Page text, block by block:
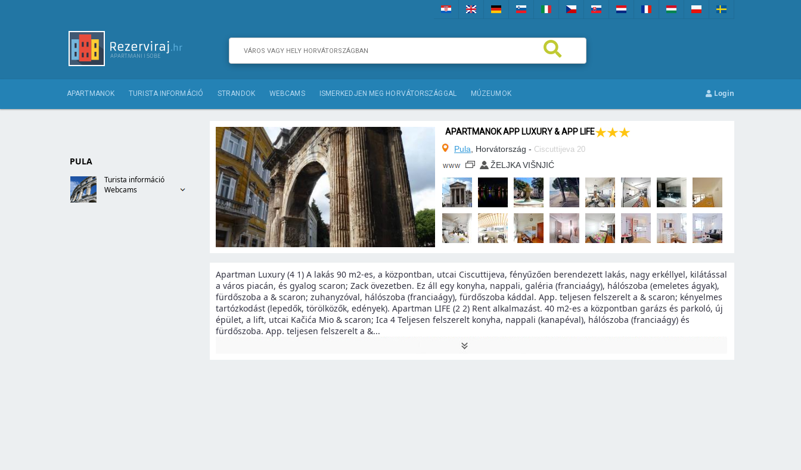
APARTMANOK TURISTA INFORMÁCIÓ STRANDOK WEBCAMS ISMERKEDJEN MEG HORVÁTORSZÁGGAL MÚZEUMOK Login
PULA
Turista információ
Webcams
APARTMANOK APP LUXURY & APP LIFE
Pula , Horvátország - Ciscuttijeva 20
ŽELJKA VIŠNJIĆ
Apartman Luxury (4 1) A lakás 90 m2-es, a központban, utcai Ciscuttijeva, fényűzően berendezett lakás, nagy erkéllyel, kilátással
a város piacán, és gyalog scaron; Zack övezetben. Ez áll egy konyha, nappali, galéria (franciaágy), hálószoba (emeletes ágyak),
fürdőszoba a & scaron; zuhanyzóval, hálószoba (franciaágy), fürdőszoba káddal. App. teljesen felszerelt a & scaron; kényelmes
tartózkodást (lepedők, törölközők, edények). Apartman LIFE (2 2) Rent alkalmazást. 40 m2-es a központban garázs és parkoló, új
épület, a lift, utcai Kačića Mio & scaron; Ica 4 Teljesen felszerelt konyha, nappali (kanapéval), hálószoba (franciaágy) és
fürdőszoba. App. teljesen felszerelt a &...